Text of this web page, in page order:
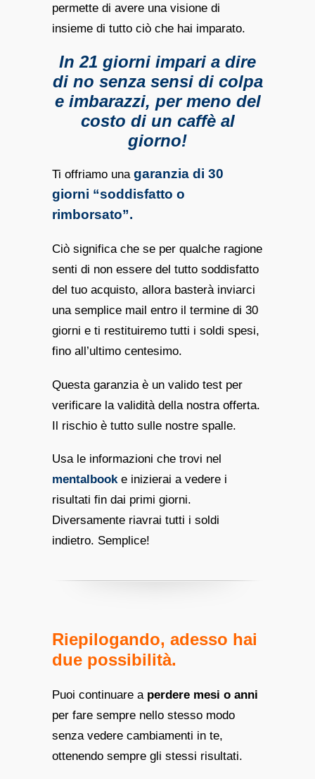
permette di avere una visione di
insieme di tutto ciò che hai imparato.
In 21 giorni impari a dire
di no senza sensi di colpa
e imbarazzi, per meno del
costo di un caffè al
giorno!
Ti offriamo una garanzia di 30
giorni “soddisfatto o
rimborsato”.
Ciò significa che se per qualche ragione
senti di non essere del tutto soddisfatto
del tuo acquisto, allora basterà inviarci
una semplice mail entro il termine di 30
giorni e ti restituiremo tutti i soldi spesi,
fino all’ultimo centesimo.
Questa garanzia è un valido test per
verificare la validità della nostra offerta.
Il rischio è tutto sulle nostre spalle.
Usa le informazioni che trovi nel
mentalbook e inizierai a vedere i
risultati fin dai primi giorni.
Diversamente riavrai tutti i soldi
indietro. Semplice!
Riepilogando, adesso hai
due possibilità.
Puoi continuare aperdere mesi o anni
per fare sempre nello stesso modo
senza vedere cambiamenti in te,
ottenendo sempre gli stessi risultati.